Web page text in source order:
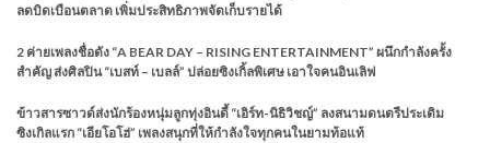
ลดบิดเบือนตลาด เพิ่มประสิทธิภาพจัดเก็บรายได้
2 ค่ายเพลงชื่อดัง “A BEAR DAY – RISING ENTERTAINMENT” ผนึกกำลังครั้ง
สำคัญ ส่งศิลปิน “เบสท์ – เบลล์” ปล่อยซิงเกิ้ลพิเศษ เอาใจคนอินเลิฟ
ข้าวสารซาวด์ส่งนักร้องหนุ่มลูกทุ่งอินดี้ “เอิร์ท-นิธิวิชญ์” ลงสนามดนตรีประเดิม
ซิงเกิลแรก “เอียโอโฮ่” เพลงสนุกที่ให้กำลังใจทุกคนในยามท้อแท้